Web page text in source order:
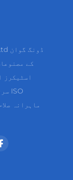
کے
اسٹیکرز